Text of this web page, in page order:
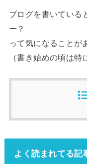
ブログを書いている
ー？
って気になることが
（書き始めの頃は特
よく読まれてる記